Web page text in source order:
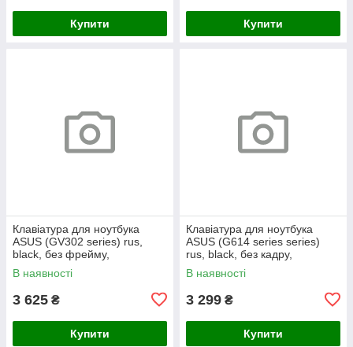
Купити Купити
Клавіатура для ноутбука
ASUS (GV302 series) rus,
black, без фрейму,
підсвічування клавіш
В наявності
3 625 ₴
Купити
Клавіатура для ноутбука
ASUS (G614 series series)
rus, black, без кадру,
підсвічування клавіш (RGB 4)
В наявності
3 299 ₴
Купити